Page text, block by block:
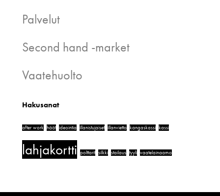
Palvelut
Second hand -market
Vaatehuolto
Hakusanat
after work häät ideointia illanistujaiset illanvietto kangaskassi kassi
lahjakortti polttarit silkki stailaus tyyli vaatelainaamo